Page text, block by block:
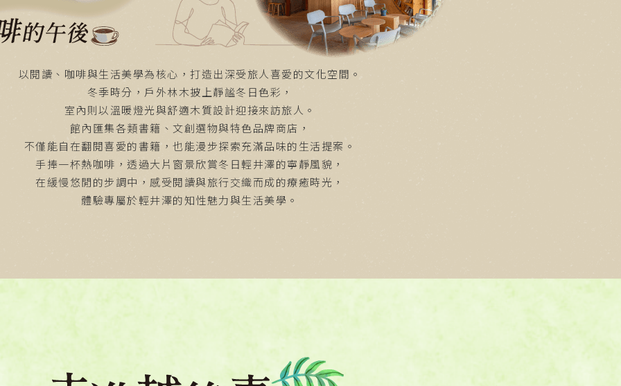
以閱讀、咖啡與生活美學為核心，打造出深受旅人喜愛的文化空間。
冬季時分，戶外林木披上靜謐冬日色彩，
室內則以溫暖燈光與舒適木質設計迎接來訪旅人。
館內匯集各類書籍、文創選物與特色品牌商店，
不僅能自在翻閱喜愛的書籍，也能漫步探索充滿品味的生活提案。
手捧一杯熱咖啡，透過大片窗景欣賞冬日輕井澤的寧靜風貌，
在緩慢悠閒的步調中，感受閱讀與旅行交織而成的療癒時光，
體驗專屬於輕井澤的知性魅力與生活美學。